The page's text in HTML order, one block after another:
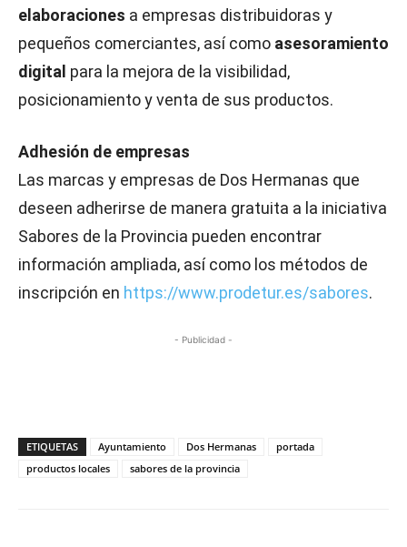
elaboraciones a empresas distribuidoras y
pequeños comerciantes, así como asesoramiento
digital para la mejora de la visibilidad,
posicionamiento y venta de sus productos.
Adhesión de empresas
Las marcas y empresas de Dos Hermanas que
deseen adherirse de manera gratuita a la iniciativa
Sabores de la Provincia pueden encontrar
información ampliada, así como los métodos de
inscripción en https://www.prodetur.es/sabores.
- Publicidad -
ETIQUETAS Ayuntamiento Dos Hermanas
portada
productos locales
sabores de la provincia